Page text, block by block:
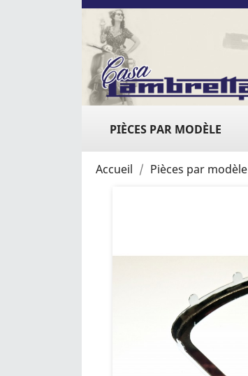
PIÈCES PAR MODÈLE
Accueil Pièces par modèle